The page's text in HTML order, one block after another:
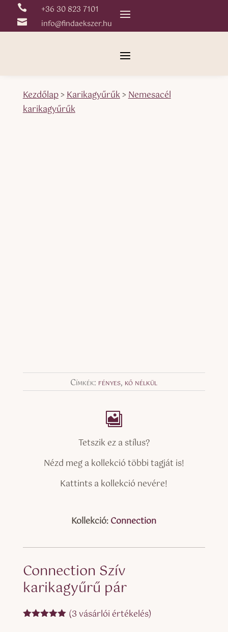
 +36 30 823 7101
 info@findaekszer.hu
Kezdőlap>Karikagyűrűk>Nemesacél
karikagyűrűk
Címkék: fényes, kő nélkül
Tetszik ez a stílus?
Nézd meg a kollekció többi tagját is!
Kattints a kollekció nevére!
Kollekció:Connection
Connection Szív
karikagyűrű pár
(3vásárlói értékelés)